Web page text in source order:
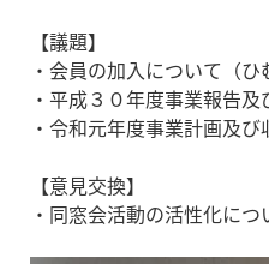
【議題】
・会員の加入について（ひ
・平成３０年度事業報告
・令和元年度事業計画及
【意見交換】
・同窓会活動の活性化につ